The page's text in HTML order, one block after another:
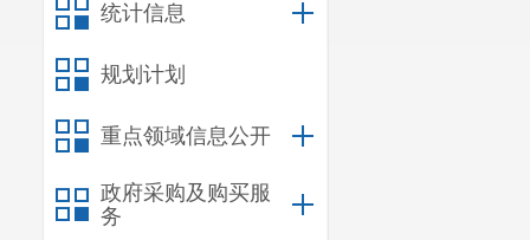
统计信息
规划计划
重点领域信息公开
政府采购及购买服
务